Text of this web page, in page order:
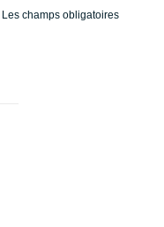
Les champs obligatoires